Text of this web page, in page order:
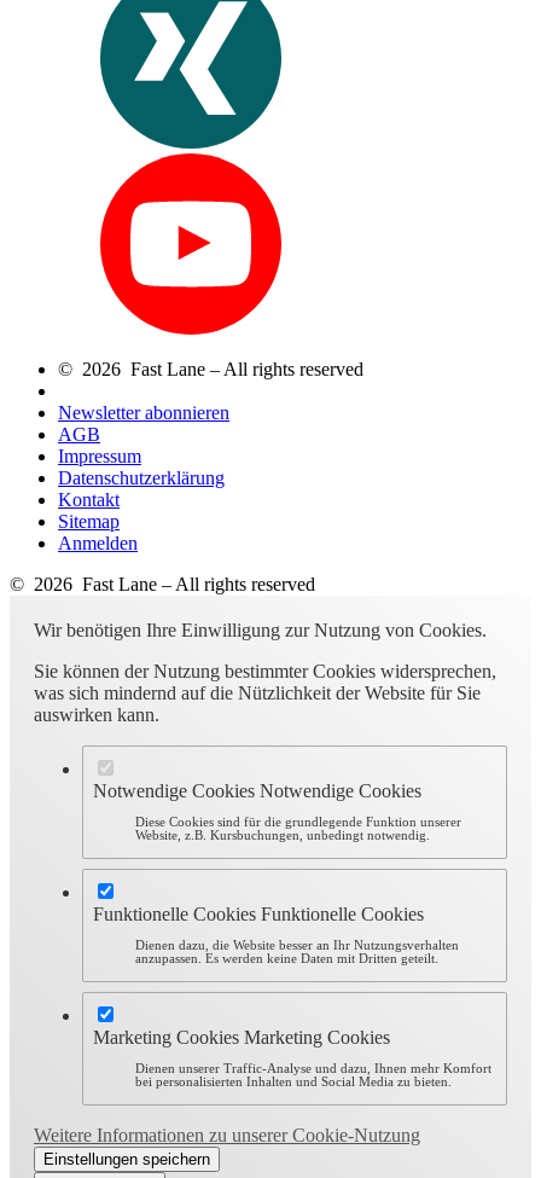
© 2026 Fast Lane – All rights reserved
Newsletter abonnieren
AGB
Impressum
Datenschutzerklärung
Kontakt
Sitemap
Anmelden
© 2026 Fast Lane – All rights reserved
Wir benötigen Ihre Einwilligung zur Nutzung von Cookies.
Sie können der Nutzung bestimmter Cookies widersprechen,
was sich mindernd auf die Nützlichkeit der Website für Sie
auswirken kann.
Notwendige Cookies Notwendige Cookies
Diese Cookies sind für die grundlegende Funktion unserer
Website, z.B. Kursbuchungen, unbedingt notwendig.
Funktionelle Cookies Funktionelle Cookies
Dienen dazu, die Website besser an Ihr Nutzungsverhalten
anzupassen. Es werden keine Daten mit Dritten geteilt.
Marketing Cookies Marketing Cookies
Dienen unserer Traffic-Analyse und dazu, Ihnen mehr Komfort
bei personalisierten Inhalten und Social Media zu bieten.
Weitere Informationen zu unserer Cookie-Nutzung